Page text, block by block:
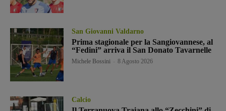
San Giovanni Valdarno
Prima stagionale per la Sangiovannese, al
“Fedini” arriva il San Donato Tavarnelle
Michele Bossini 8 Agosto 2026
Calcio